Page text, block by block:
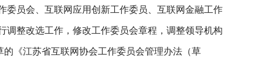
员会、互联网应用创新工作委员、互联网金融工作
整改选工作，修改工作委员会章程，调整领导机构
《江苏省互联网协会工作委员会管理办法（草